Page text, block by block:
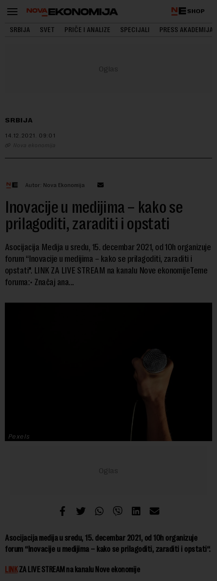
SHOP
SRBIJA SVET PRIČE I ANALIZE SPECIJALI PRESS AKADEMIJA
SRBIJA
14.12.2021. 09:01
Nova ekonomija
Autor: Nova Ekonomija
Inovacije u medijima – kako se
prilagoditi, zaraditi i opstati
Asocijacija Medija u sredu, 15. decembar 2021, od 10h organizuje
forum “Inovacije u medijima – kako se prilagoditi, zaraditi i
opstati". LINK ZA LIVE STREAM na kanalu Nove ekonomijeTeme
foruma:• Značaj ana...
Pexels
Asocijacija medijau sredu, 15. decembar 2021, od 10h organizuje
forum “Inovacije u medijima – kako se prilagoditi, zaraditi i opstati“.
LINKZA LIVE STREAM na kanalu Nove ekonomije